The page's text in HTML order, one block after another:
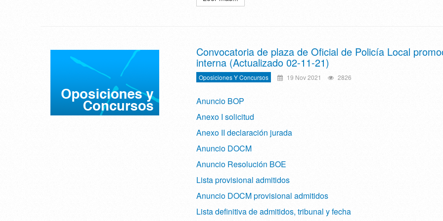
Convocatoria de plaza de Oficial de Policía Local
interna (Actualizado 02-11-21)
Oposiciones Y Concursos 19 Nov 2021 2826
Anuncio BOP
Anexo I solicitud
Anexo II declaración jurada
Anuncio DOCM
Anuncio Resolución BOE
Lista provisional admitidos
Anuncio DOCM provisional admitidos
Lista definitiva de admitidos, tribunal y fecha